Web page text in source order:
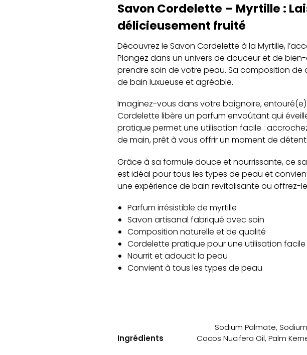
Savon Cordelette – Myrtille :
délicieusement fruité
Découvrez le Savon Cordelette à la Myrtille,
Plongez dans un univers de douceur et de
prendre soin de votre peau. Sa composition de
de bain luxueuse et agréable.
Imaginez-vous dans votre baignoire,
Cordelette libère un parfum envoûtant qui
pratique permet une utilisation facile :
de main, prêt à vous offrir un moment de
Grâce à sa formule douce et nourrissante, ce
est idéal pour tous les types de peau et
une expérience de bain revitalisante ou offrez-
Parfum irrésistible de myrtille
Savon artisanal fabriqué avec soin
Composition naturelle et de qualité
Cordelette pratique pour une utilisation facile
Nourrit et adoucit la peau
Convient à tous les types de peau
Ingrédients
Sodium Palmate,
Cocos Nucifera Oil, Palm